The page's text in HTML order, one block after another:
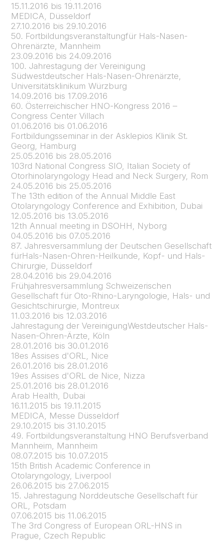
15.11.2016 bis 19.11.2016
MEDICA, Düsseldorf
27.10.2016 bis 29.10.2016
50. Fortbildungsveranstaltungfür Hals-Nasen-
Ohrenärzte, Mannheim
23.09.2016 bis 24.09.2016
100. Jahrestagung der Vereinigung
Südwestdeutscher Hals-Nasen-Ohrenärzte,
Universitätsklinikum Würzburg
14.09.2016 bis 17.09.2016
60. Österreichischer HNO-Kongress 2016 –
Congress Center Villach
01.06.2016 bis 01.06.2016
Fortbildungsseminar in der Asklepios Klinik St.
Georg, Hamburg
25.05.2016 bis 28.05.2016
103rd National Congress SIO, Italian Society of
Otorhinolaryngology Head and Neck Surgery, Rom
24.05.2016 bis 25.05.2016
The 13th edition of the Annual Middle East
Otolaryngology Conference and Exhibition, Dubai
12.05.2016 bis 13.05.2016
12th Annual meeting in DSOHH, Nyborg
04.05.2016 bis 07.05.2016
87. Jahresversammlung der Deutschen Gesellschaft
fürHals-Nasen-Ohren-Heilkunde, Kopf- und Hals-
Chirurgie, Düsseldorf
28.04.2016 bis 29.04.2016
Frühjahresversammlung Schweizerischen
Gesellschaft für Oto-Rhino-Laryngologie, Hals- und
Gesichtschirurgie, Montreux
11.03.2016 bis 12.03.2016
Jahrestagung der VereinigungWestdeutscher Hals-
Nasen-Ohren-Ärzte, Köln
28.01.2016 bis 30.01.2016
18es Assises d'ORL, Nice
26.01.2016 bis 28.01.2016
19es Assises d'ORL de Nice, Nizza
25.01.2016 bis 28.01.2016
Arab Health, Dubai
16.11.2015 bis 19.11.2015
MEDICA, Messe Düsseldorf
29.10.2015 bis 31.10.2015
49. Fortbildungsveranstaltung HNO Berufsverband
Mannheim, Mannheim
08.07.2015 bis 10.07.2015
15th British Academic Conference in
Otolaryngology, Liverpool
26.06.2015 bis 27.06.2015
15. Jahrestagung Norddeutsche Gesellschaft für
ORL, Potsdam
07.06.2015 bis 11.06.2015
The 3rd Congress of European ORL-HNS in
Prague, Czech Republic